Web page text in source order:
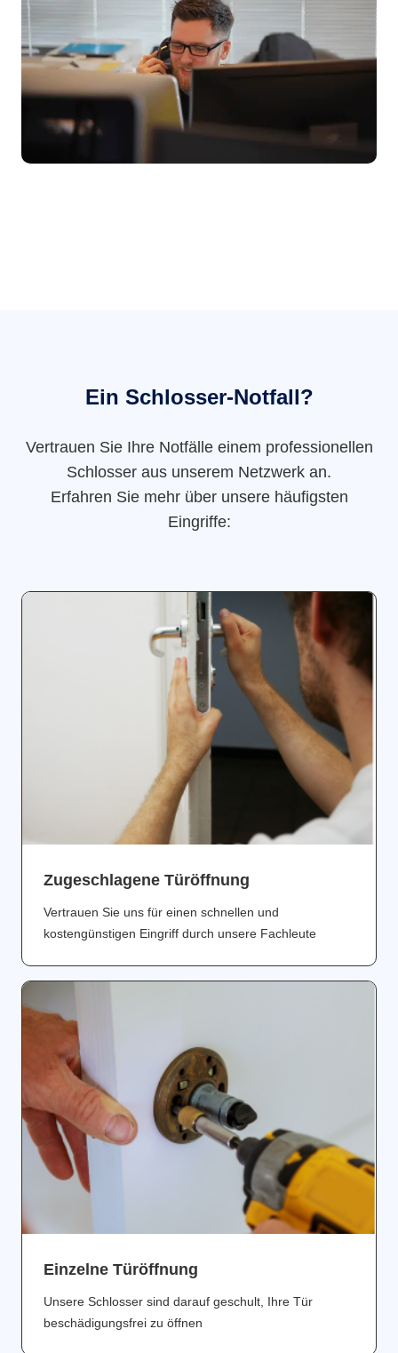
Ein Schlosser-Notfall?
Vertrauen Sie Ihre Notfälle einem professionellen
Schlosser aus unserem Netzwerk an.
Erfahren Sie mehr über unsere häufigsten
Eingriffe:
Zugeschlagene Türöffnung
Vertrauen Sie uns für einen schnellen und
kostengünstigen Eingriff durch unsere Fachleute
Einzelne Türöffnung
Unsere Schlosser sind darauf geschult, Ihre Tür
beschädigungsfrei zu öffnen